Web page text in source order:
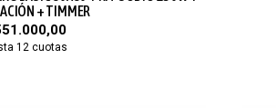
+ TIMMER
12 cuotas